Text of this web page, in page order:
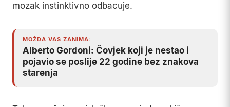
mozak instinktivno odbacuje.
MOŽDA VAS ZANIMA:
Alberto Gordoni: Čovjek koji je nestao i
pojavio se poslije 22 godine bez znakova
starenja